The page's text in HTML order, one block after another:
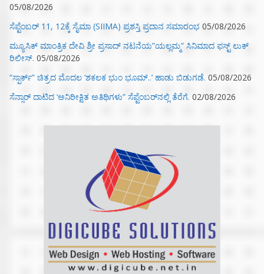
05/08/2026
ಸೆಪ್ಟೆಂಬರ್ 11, 12ಕ್ಕೆ ಸೈಮಾ (SIIMA) ಪ್ರಶಸ್ತಿ ಪ್ರದಾನ ಸಮಾರಂಭ 05/08/2026
ಮ್ಯೂಸಿಕ್‌ ಮಾಂತ್ರಿಕ ದೇವಿ ಶ್ರೀ ಪ್ರಸಾದ್ ನಟನೆಯ”ಯಲ್ಲಮ್ಮ” ಸಿನಿಮಾದ ಫಸ್ಟ್‌ ಲುಕ್‌
ರಿಲೀಸ್. 05/08/2026
“ಸ್ಪಾರ್ಕ್” ಚಿತ್ರದ ಮೊದಲ‌ ‘ಶಕಲಕ ಭುಂ‌ ಭೂಮ್..’ ಹಾಡು ಬಿಡುಗಡೆ. 05/08/2026
ಸೆನ್ಸಾರ್ ದಾಟಿದ ‘ಅನಿರೀಕ್ಷಿತ ಅತಿಥಿಗಳು” ಸೆಪ್ಟೆಂಬರ್‌ನಲ್ಲಿ ತೆರೆಗೆ. 02/08/2026